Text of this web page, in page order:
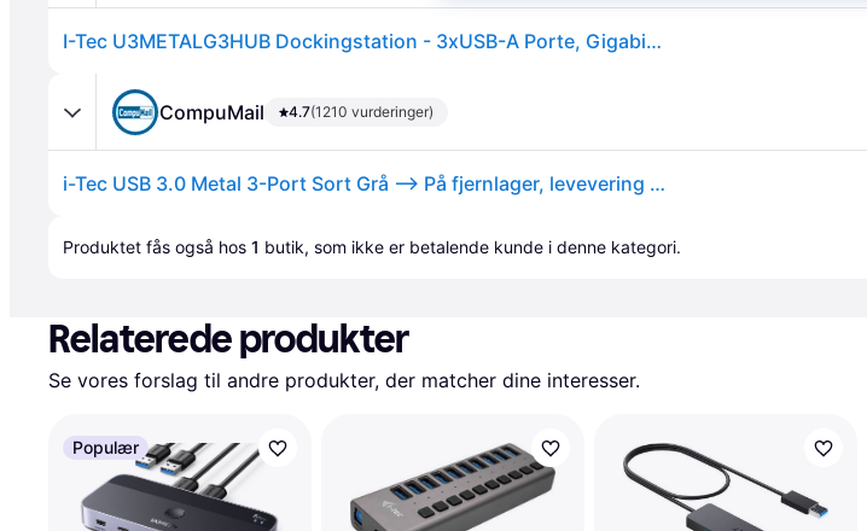
I-Tec U3METALG3HUB Dockingstation - 3xUSB-A Porte, Gigabit Ethernet - Sort
CompuMail 4.7(1210 vurderinger)
i-Tec USB 3.0 Metal 3-Port Sort Grå --> På fjernlager, levevering hos dig 16-08-2026
Produktet fås også hos 1 butik, som ikke er betalende kunde i denne kategori.
Relaterede produkter
Se vores forslag til andre produkter, der matcher dine interesser.
Populær